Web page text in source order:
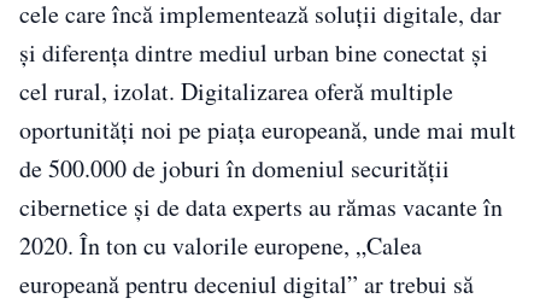
cele care încă implementează soluții digitale, dar
și diferența dintre mediul urban bine conectat și
cel rural, izolat. Digitalizarea oferă multiple
oportunități noi pe piața europeană, unde mai mult
de 500.000 de joburi în domeniul securității
cibernetice și de data experts au rămas vacante în
2020. În ton cu valorile europene, „Calea
europeană pentru deceniul digital” ar trebui să